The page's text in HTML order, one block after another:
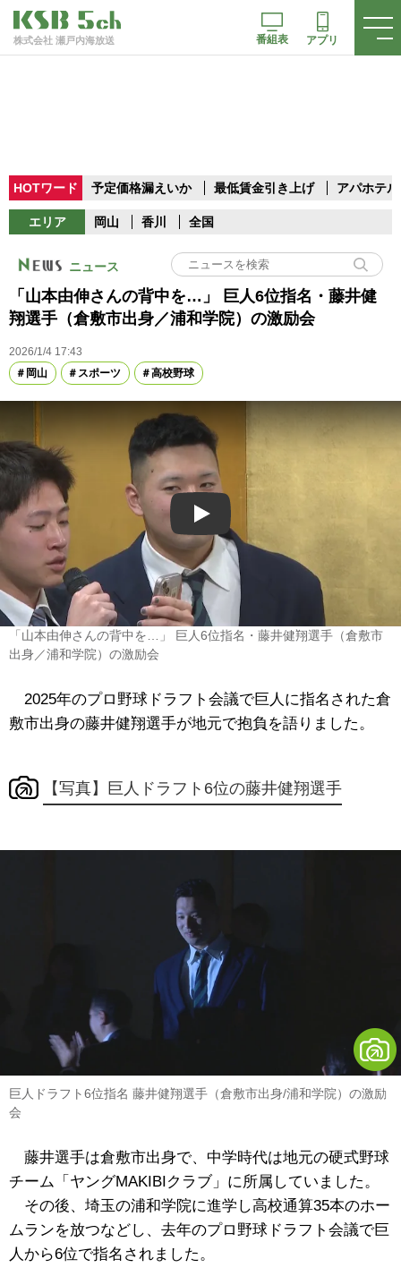
株式会社 瀬戸内海放送 番組表 アプリ
HOTワード 予定価格漏えいか 最低賃金引き上げ アパホテル
エリア 岡山 香川 全国
ニュース
「山本由伸さんの背中を…」 巨人6位指名・藤井健
翔選手（倉敷市出身／浦和学院）の激励会
2026/1/4 17:43
岡山
スポーツ 高校野球
Play
「山本由伸さんの背中を…」 巨人6位指名・藤井健翔選手（倉敷市
出身／浦和学院）の激励会
2025年のプロ野球ドラフト会議で巨人に指名された倉
敷市出身の藤井健翔選手が地元で抱負を語りました。
【写真】巨人ドラフト6位の藤井健翔選手
巨人ドラフト6位指名 藤井健翔選手（倉敷市出身/浦和学院）の激励
会
藤井選手は倉敷市出身で、中学時代は地元の硬式野球
チーム「ヤングMAKIBIクラブ」に所属していました。
その後、埼玉の浦和学院に進学し高校通算35本のホー
ムランを放つなどし、去年のプロ野球ドラフト会議で巨
人から6位で指名されました。